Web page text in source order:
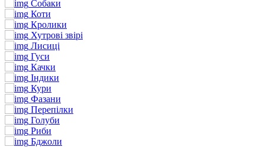
Собаки
Коти
Кролики
Хутрові звірі
Лисиці
Гуси
Качки
Індики
Кури
Фазани
Перепілки
Голуби
Риби
Бджоли